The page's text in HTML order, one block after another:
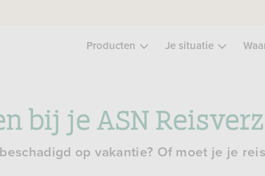
Producten Je situatie
bij je ASN
op vakantie? Of moet je je